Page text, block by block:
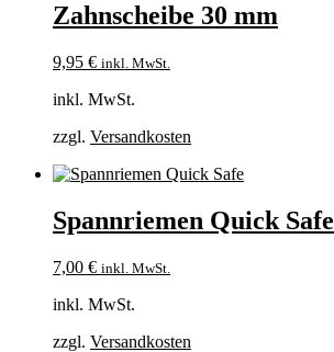
Zahnscheibe 30 mm
9,95 € inkl. MwSt.
inkl. MwSt.
zzgl. Versandkosten
Spannriemen Quick Safe
7,00 € inkl. MwSt.
inkl. MwSt.
zzgl. Versandkosten